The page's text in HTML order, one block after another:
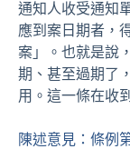
通知人收受通知
應到案日期者，
案」。也就是說
期、甚至過期了
用。這一條在收
陳述意見：條例